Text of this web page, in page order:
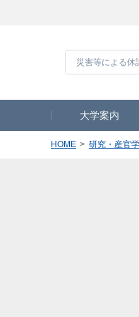
大学案内
HOME 研究・産官